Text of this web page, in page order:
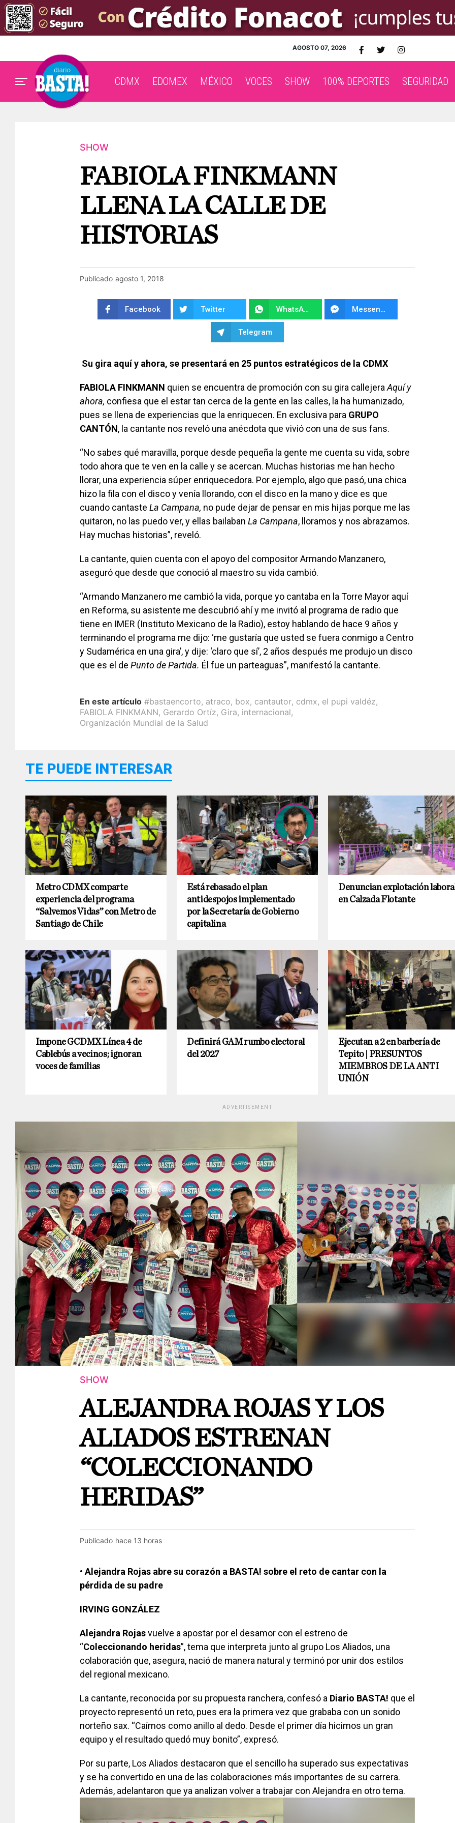
AGOSTO 07, 2026
CDMX EDOMEX MÉXICO VOCES SHOW 100% DEPORTES SEGURIDAD
SHOW
FABIOLA FINKMANN
LLENA LA CALLE DE
HISTORIAS
Publicado agosto 1, 2018
Facebook Twitter WhatsApp Messenger
Telegram
Su gira aquí y ahora, se presentará en 25 puntos estratégicos de la CDMX
FABIOLA FINKMANN quien se encuentra de promoción con su gira callejera Aquí y
ahora, confiesa que el estar tan cerca de la gente en las calles, la ha humanizado,
pues se llena de experiencias que la enrique­cen. En exclusiva para GRUPO
CANTÓN, la cantante nos reve­ló una anécdota que vivió con una de sus fans.
“No sabes qué maravilla, porque desde pequeña la gen­te me cuenta su vida, sobre
to­do ahora que te ven en la calle y se acercan. Muchas historias me han hecho
llorar, una ex­periencia súper enriquecedo­ra. Por ejemplo, algo que pasó, una chica
hizo la fila con el dis­co y venía llorando, con el disco en la mano y dice es que
cuando cantaste La Campana, no pude dejar de pensar en mis hijas por­que me las
quitaron, no las pue­do ver, y ellas bailaban La Cam­pana, lloramos y nos abrazamos.
Hay muchas historias”, reveló.
La cantante, quien cuen­ta con el apoyo del compositor Armando Manzanero,
aseguró que desde que conoció al maes­tro su vida cambió.
“Armando Manzanero me cambió la vida, porque yo can­taba en la Torre Mayor aquí
en Reforma, su asistente me des­cubrió ahí y me invitó al progra­ma de radio que
tiene en IMER (Instituto Mexicano de la Radio), estoy hablando de hace 9 años y
terminando el programa me dijo: ‘me gustaría que usted se fuera conmigo a Centro
y Suda­mérica en una gira’, y dije: ‘claro que sí’, 2 años después me pro­dujo un disco
que es el de Pun­to de Partida. Él fue un partea­guas”, manifestó la cantante.
En este artículo #bastaencorto, atraco, box, cantautor, cdmx, el pupi valdéz,
FABIOLA FINKMANN, Gerardo Ortíz, Gira, internacional,
Organización Mundial de la Salud
TE PUEDE INTERESAR
Metro CDMX comparte
experiencia del programa
“Salvemos Vidas” con Metro de
Santiago de Chile
Está rebasado el plan
antidespojos implementado
por la Secretaría de Gobierno
capitalina
Denuncian explotación
en Calzada Flotante
Impone GCDMX Línea 4 de
Cablebús a vecinos; ignoran
voces de familias
Definirá GAM rumbo electoral
del 2027
Ejecutan a 2 en barbería de
Tepito | PRESUNTOS
MIEMBROS DE LA ANTI
UNIÓN
ADVERTISEMENT
SHOW
ALEJANDRA ROJAS Y LOS
ALIADOS ESTRENAN
“COLECCIONANDO
HERIDAS”
Publicado hace 13 horas
• Alejandra Rojas abre su corazón a BASTA! sobre el reto de cantar con la
pérdida de su padre
IRVING GONZÁLEZ
Alejandra Rojasvuelve a apostar por el desamor con el estreno de
“Coleccionando heridas”, tema que interpreta junto al grupo Los Aliados, una
colaboración que, asegura, nació de manera natural y terminó por unir dos estilos
del regional mexicano.
La cantante, reconocida por su propuesta ranchera, confesó a Diario BASTA! que el
proyecto representó un reto, pues era la primera vez que grababa con un sonido
norteño sax. “Caímos como anillo al dedo. Desde el primer día hicimos un gran
equipo y el resultado quedó muy bonito”, expresó.
Por su parte, Los Aliados destacaron que el sencillo ha superado sus expectativas
y se ha convertido en una de las colaboraciones más importantes de su carrera.
Además, adelantaron que ya analizan volver a trabajar con Alejandra en otro tema.